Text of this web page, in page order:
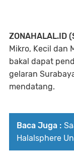
ZONAHALAL.ID
Mikro, Kecil dan
bakal dapat
gelaran
mendatang.
Baca Juga :
Halalsphere